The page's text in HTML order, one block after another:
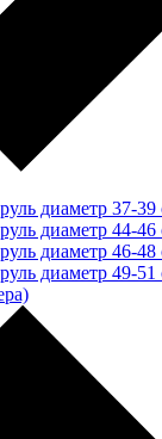
диаметр 37-39
диаметр 44-46
диаметр 46-48
диаметр 49-51